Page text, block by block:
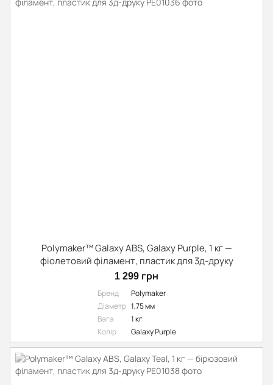
Polymaker™ Galaxy ABS, Galaxy Purple, 1 кг —
фіолетовий філамент, пластик для 3д-друку
1 299 грн
Бренд
Polymaker
Діаметр 1,75 мм
Вага
1 кг
Колір
Galaxy Purple